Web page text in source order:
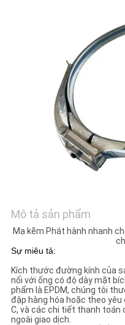
TRƯỜNG
HỢP
SƠ
ĐỒ
TRANG
Mô tả sản phẩm
Mạ kẽm Phát hành nhanh
Sự miêu tả:
Kích thước đường kính của
nối với ống có độ dày mặt
phẩm là EPDM, chúng tôi
đập hàng hóa hoặc theo
C, và các chi tiết thanh toán
ngoài giao dịch.